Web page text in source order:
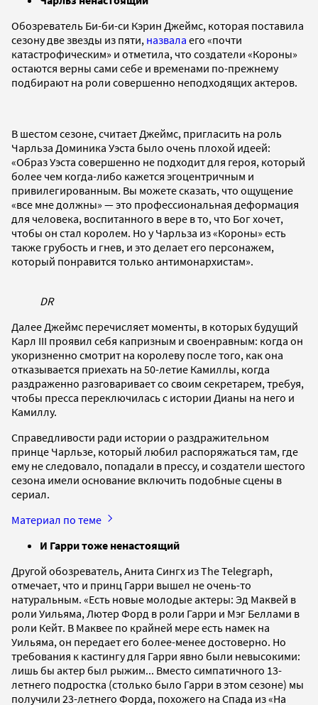
Обозреватель Би-би-си Кэрин Джеймс, которая поставила
сезону две звезды из пяти, назвала его «почти
катастрофическим» и отметила, что создатели «Короны»
остаются верны сами себе и временами по-прежнему
подбирают на роли совершенно неподходящих актеров.
В шестом сезоне, считает Джеймс, пригласить на роль
Чарльза Доминика Уэста было очень плохой идеей:
«Образ Уэста совершенно не подходит для героя, который
более чем когда-либо кажется эгоцентричным и
привилегированным. Вы можете сказать, что ощущение
«все мне должны» — это профессиональная деформация
для человека, воспитанного в вере в то, что Бог хочет,
чтобы он стал королем. Но у Чарльза из «Короны» есть
также грубость и гнев, и это делает его персонажем,
который понравится только антимонархистам».
DR
Далее Джеймс перечисляет моменты, в которых будущий
Карл III проявил себя капризным и своенравным: когда он
укоризненно смотрит на королеву после того, как она
отказывается приехать на 50-летие Камиллы, когда
раздраженно разговаривает со своим секретарем, требуя,
чтобы пресса переключилась с истории Дианы на него и
Камиллу.
Справедливости ради истории о раздражительном
принце Чарльзе, который любил распоряжаться там, где
ему не следовало, попадали в прессу, и создатели шестого
сезона имели основание включить подобные сцены в
сериал.
Материал по теме
И Гарри тоже ненастоящий
Другой обозреватель, Анита Сингх из The Telegraph,
отмечает, что и принц Гарри вышел не очень-то
натуральным. «Есть новые молодые актеры: Эд Маквей в
роли Уильяма, Лютер Форд в роли Гарри и Мэг Беллами в
роли Кейт. В Маквее по крайней мере есть намек на
Уильяма, он передает его более-менее достоверно. Но
требования к кастингу для Гарри явно были невысокими:
лишь бы актер был рыжим... Вместо симпатичного 13-
летнего подростка (столько было Гарри в этом сезоне) мы
получили 23-летнего Форда, похожего на Спада из «На